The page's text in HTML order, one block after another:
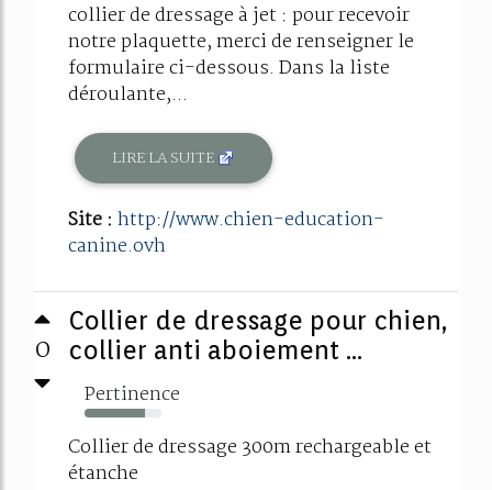
collier de dressage à jet : pour recevoir
notre plaquette, merci de renseigner le
formulaire ci-dessous. Dans la liste
déroulante,...
LIRE LA SUITE
Site : http://www.chien-education-
canine.ovh
0
Collier de dressage pour chien,
collier anti aboiement ...
Pertinence
78%
Collier de dressage 300m rechargeable et
étanche